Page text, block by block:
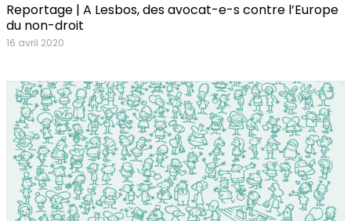
Reportage | A Lesbos, des avocat-e-s contre l’Europe
du non-droit
16 avril 2020